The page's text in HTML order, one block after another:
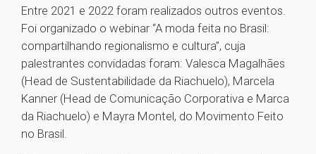
Entre 2021 e 2022 foram realizados outros eventos.
Foi organizado o webinar “A moda feita no Brasil:
compartilhando regionalismo e cultura”, cuja
palestrantes convidadas foram: Valesca Magalhães
(Head de Sustentabilidade da Riachuelo), Marcela
Kanner (Head de Comunicação Corporativa e Marca
da Riachuelo) e Mayra Montel, do Movimento Feito
no Brasil.